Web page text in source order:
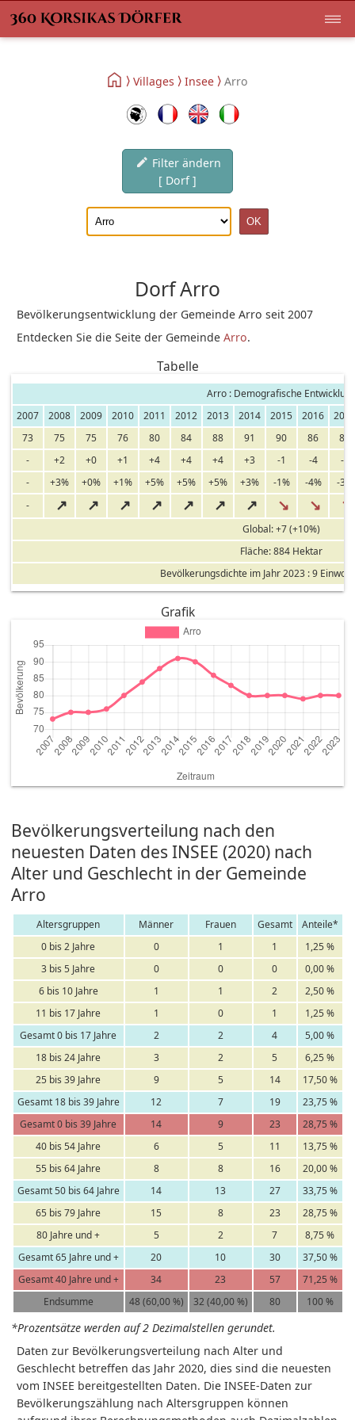
Villages Insee Arro
Filter ändern
[ Dorf ]
Dorf Arro
Bevölkerungsentwicklung der Gemeinde Arro seit 2007
Entdecken Sie die Seite der GemeindeArro.
Tabelle
Arro : Demografische
2007
2008 2009 2010 2011 2012 2013 2014 2015 2016
73
75 75 76 80 84 88 91 90 86
83
-
+2 +0 +1 +4 +4 +4 +3 -1 -4
-3
-
+3% +0% +1% +5% +5% +5% +3% -1% -4%
-3%
-
↗ ↗ ↗ ↗ ↗ ↗ ↗ ↘ ↘ ↘
Global: +7 (+10%)
Fläche: 884 Hektar
Bevölkerungsdichte im Jahr 2023 : 9
Grafik
Bevölkerungsverteilung nach den
neuesten Daten des INSEE (2020) nach
Alter und Geschlecht in der Gemeinde
Arro
Altersgruppen Männer Frauen Gesamt
Anteile*
0 bis 2 Jahre
0 1 1
1,25 %
3 bis 5 Jahre
0 0 0
0,00 %
6 bis 10 Jahre
1 1 2
2,50 %
11 bis 17 Jahre
1 0 1
1,25 %
Gesamt 0 bis 17 Jahre
2 2 4
5,00 %
18 bis 24 Jahre
3 2 5
6,25 %
25 bis 39 Jahre
9 5 14
17,50 %
Gesamt 18 bis 39 Jahre
12 7 19
23,75 %
Gesamt 0 bis 39 Jahre
14 9 23
28,75 %
40 bis 54 Jahre
6 5 11
13,75 %
55 bis 64 Jahre
8 8 16
20,00 %
Gesamt 50 bis 64 Jahre
14 13 27
33,75 %
65 bis 79 Jahre
15 8 23
28,75 %
80 Jahre und +
5 2 7
8,75 %
Gesamt 65 Jahre und +
20 10 30
37,50 %
Gesamt 40 Jahre und +
34 23 57
71,25 %
Endsumme
48 (60,00 %) 32 (40,00 %) 80 100 %
*Prozentsätze werden auf 2 Dezimalstellen gerundet.
Daten zur Bevölkerungsverteilung nach Alter und
Geschlecht betreffen das Jahr 2020, dies sind die neuesten
vom INSEE bereitgestellten Daten. Die INSEE-Daten zur
Bevölkerungszählung nach Altersgruppen können